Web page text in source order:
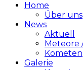
Home
Über uns
News
Aktuell
Meteore
Kometen
Galerie